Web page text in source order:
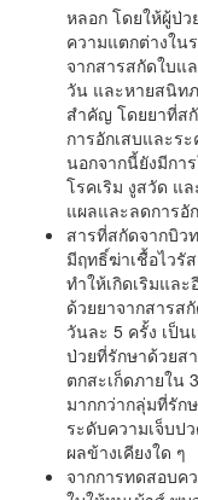
หลอก โดยให้ผู้ป่ว
ความแตกต่างใน
จากสารสกัดใบแ
วัน และหายสนิท
สำคัญ โดยยาที่ส
การอักเสบและร
นอกจากนี้ยังมีกา
โรคเริม งูสวัด แ
แผลและลดการอั
สารที่สกัดจากบิว
มีฤทธิ์ฆ่าเชื้อไวรั
ทำให้เกิดเริมแล
ด้วยยาจากสารส
วันละ 5 ครั้ง เป็
ป่วยที่รักษาด้วยส
ตกสะเก็ดภายใน
มากกว่ากลุ่มที่รัก
ระดับความเจ็บป
ผลข้างเคียงใด ๆ
จากการทดสอบค